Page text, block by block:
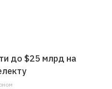
до $25 млрд на